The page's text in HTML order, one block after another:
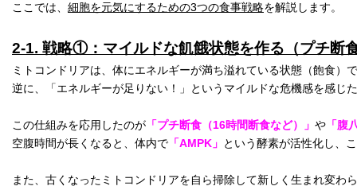
ここでは、 細胞を元気にするための3つの食事戦略を解説します。
2-1. 戦略①：マイルドな飢餓状態を作る（プチ断
ミトコンドリアは、体にエネルギーが満ち溢れている状態（飽食）
逆に、「エネルギーが足りない！」というマイルドな危機感を感じ
この仕組みを応用したのが 「プチ断食（16時間断食など）」 や 「腹
空腹時間が長くなると、体内で 「AMPK」 という酵素が活性化し、
また、古くなったミトコンドリアを自ら掃除して新しく生まれ変わ